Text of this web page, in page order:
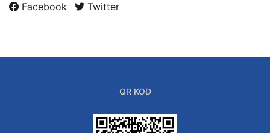
Facebook Twitter
QR KOD